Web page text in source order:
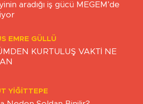
aradığı iş gücü MEGEM’de
EMRE GÜLLÜ
KURTULUŞ VAKTİ NE
YİĞİTTEPE